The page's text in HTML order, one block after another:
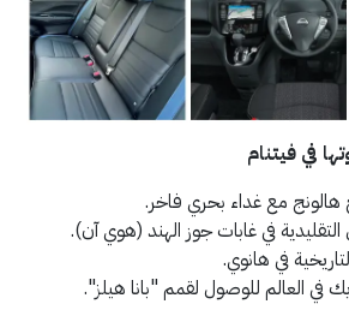
في فيتنام
هالونج مع غداء بحري فاخر.
في غابات جوز الهند (هوي آن).
في هانوي.
في العالم للوصول لقمم "بانا هيلز".